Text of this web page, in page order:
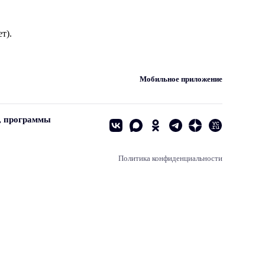
Мобильное приложение
программы
Политика конфиденциальности